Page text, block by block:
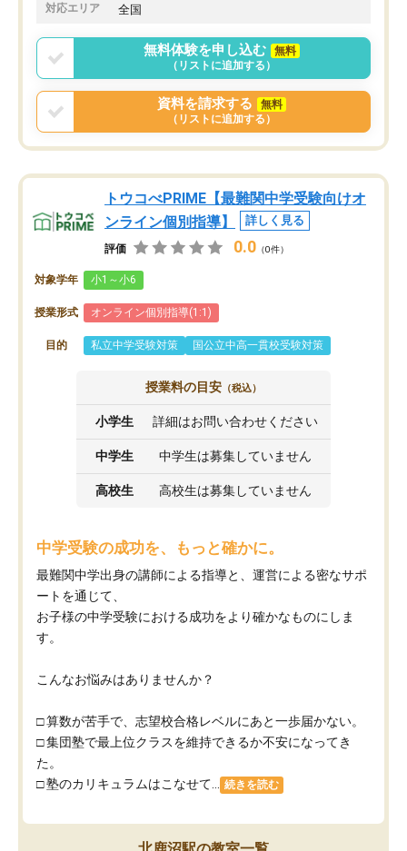
対応エリア 全国
無料体験を申し込む
無料
（リストに追加する）
資料を請求する
無料
（リストに追加する）
トウコべPRIME【最難関中学受験向けオ
ンライン個別指導】
詳しく見る
評価 0.0 （0件）
対象学年 小1～小6
授業形式 オンライン個別指導(1:1)
目的 私立中学受験対策 国公立中高一貫校受験対策
授業料の目安 （税込）
小学生 詳細はお問い合わせください
中学生 中学生は募集していません
高校生 高校生は募集していません
中学受験の成功を、もっと確かに。
最難関中学出身の講師による指導と、運営による密なサポ
ートを通じて、
お子様の中学受験における成功をより確かなものにしま
す。
こんなお悩みはありませんか？
□ 算数が苦手で、志望校合格レベルにあと一歩届かない。
□ 集団塾で最上位クラスを維持できるか不安になってき
た。
□ 塾のカリキュラムはこなせて...
続きを読む